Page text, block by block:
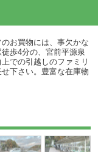
お買物には、事欠かな
歩4分の、宮前平源泉
での引越しのファミリ
下さい。豊富な在庫物